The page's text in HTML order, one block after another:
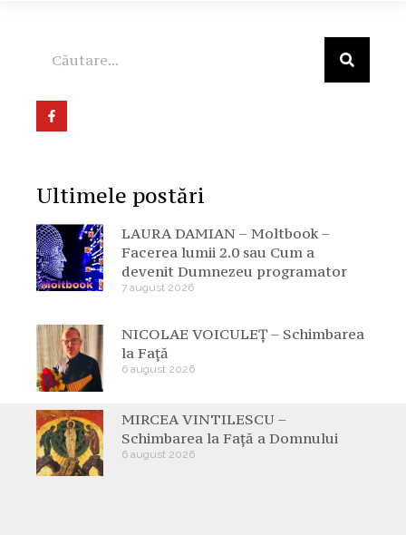
Ultimele postări
LAURA DAMIAN – Moltbook –
Facerea lumii 2.0 sau Cum a
devenit Dumnezeu programator
7 august 2026
NICOLAE VOICULEȚ – Schimbarea
la Față
6 august 2026
MIRCEA VINTILESCU –
Schimbarea la Față a Domnului
6 august 2026